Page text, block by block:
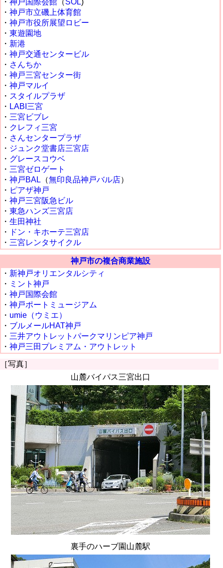
・ 神戸国際会館 （ SOL)
・ 神戸市立磯上体育館
・ 神戸市役所展望ロビー
・ 東遊園地
・ 新港
・ 神戸交通センタービル
・ さんちか
・ 神戸三宮センター街
・ 神戸マルイ
・ スタイルプラザ
・ LABI三宮
・ 三宮ビブレ
・ クレフィ三宮
・ さんセンタープラザ
・ ジュンク堂書店三宮店
・ グレースコウベ
・ 三宮ゼロゲート
・ 神戸BAL （無印良品神戸バル店）
・ ピアザ神戸
・ 神戸三宮阪急ビル
・ 東急ハンズ三宮店
・ 生田神社
・
ドン・キホーテ三宮店
・ 三宮レンタサイクル
神戸市の複合商業施設
・ 新神戸オリエンタルシティ
・ ミント神戸
・ 神戸国際会館
・ 神戸ポートミュージアム
・ umie（ウミエ）
・ ブルメールHAT神戸
・ 三井アウトレットパークマリンピア神戸
・ 神戸三田プレミアム・アウトレット
［写真］
山麓バイパス三宮出口
裏手のハーブ園山麓駅